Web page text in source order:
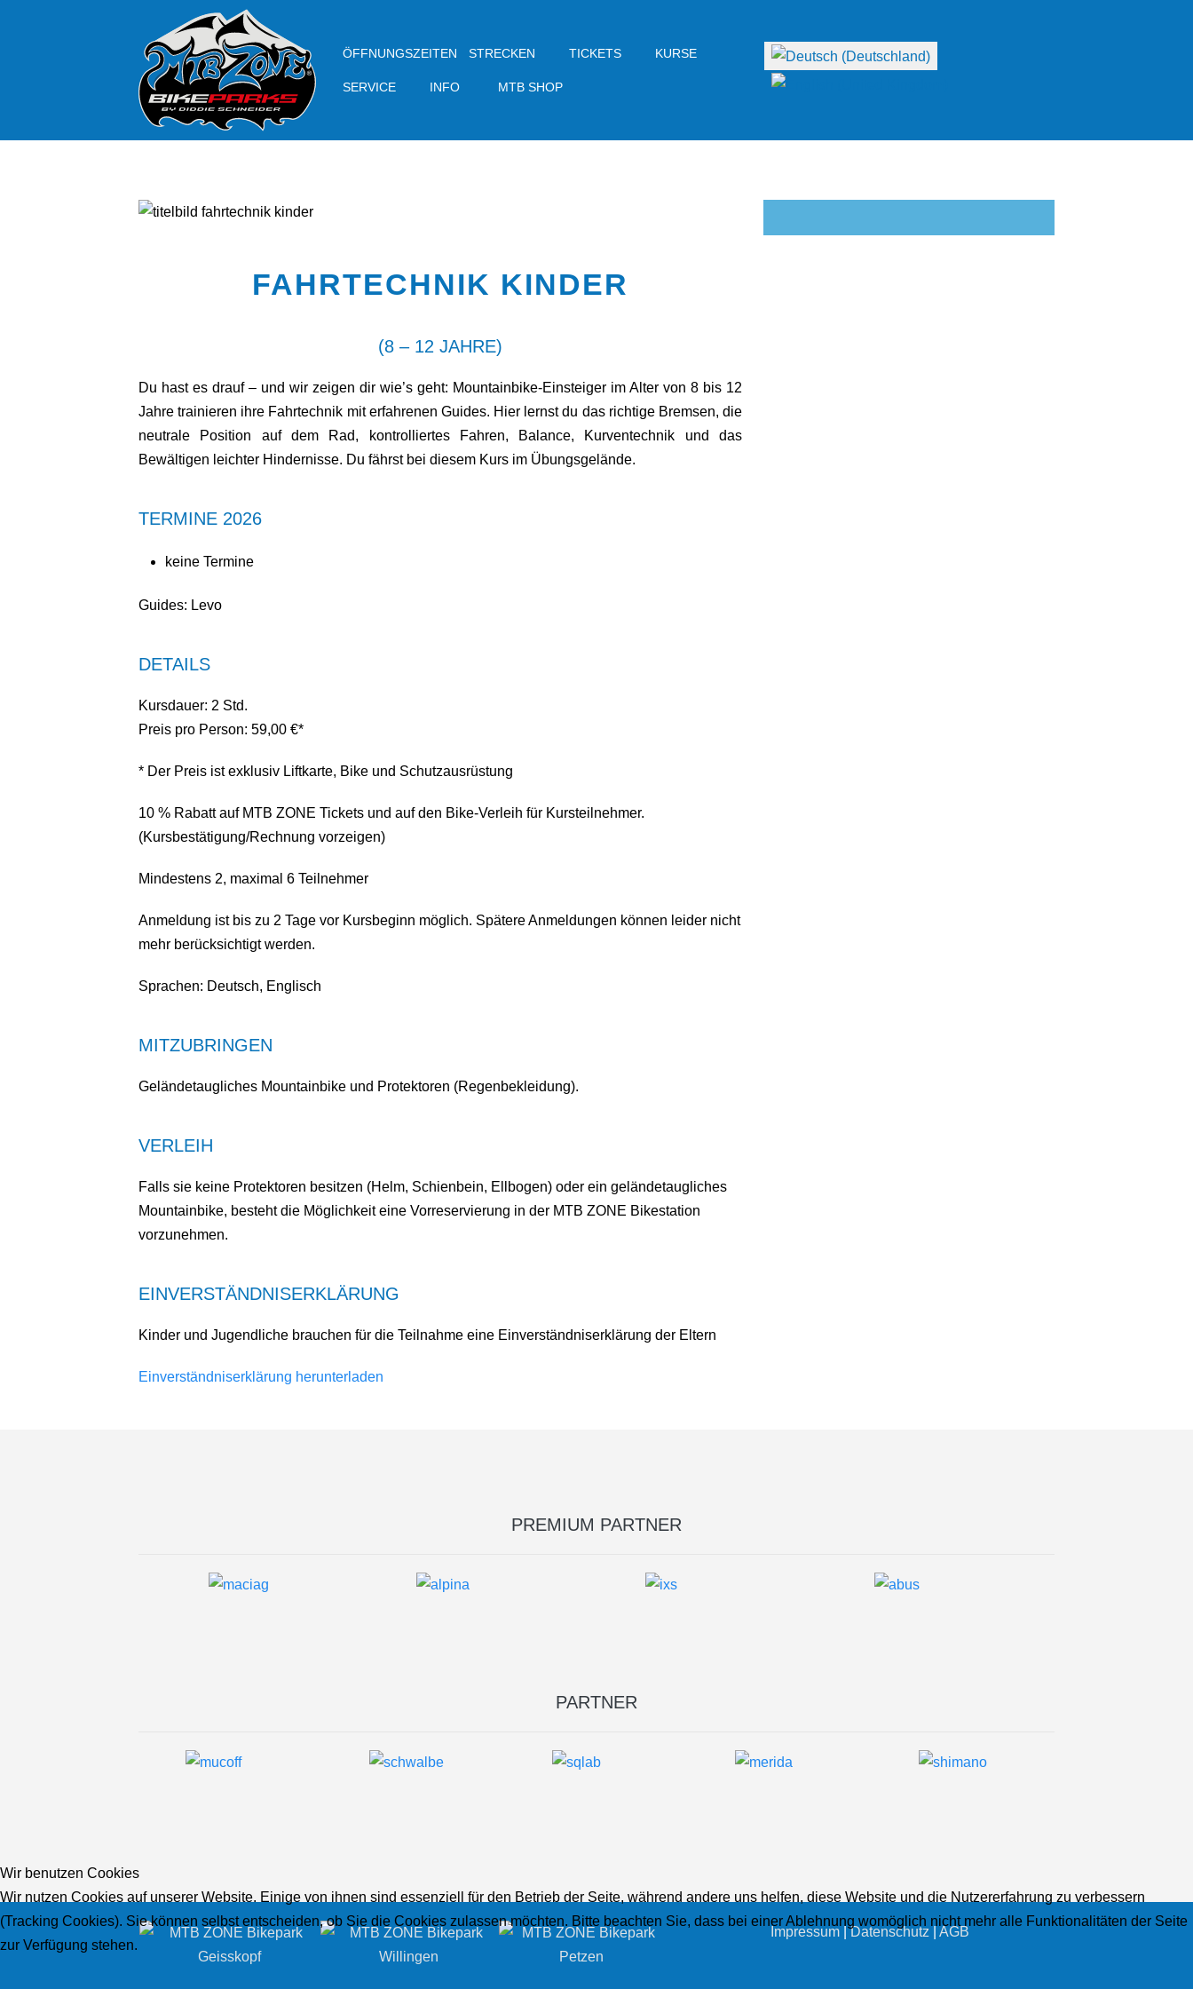
ÖFFNUNGSZEITEN STRECKEN TICKETS KURSE
SERVICE INFO MTB SHOP
Sprache auswählen
FAHRTECHNIK KINDER
(8 – 12 JAHRE)
Du hast es drauf – und wir zeigen dir wie’s geht: Mountainbike-Einsteiger im Alter von 8 bis 12
Jahre trainieren ihre Fahrtechnik mit erfahrenen Guides. Hier lernst du das richtige Bremsen, die
neutrale Position auf dem Rad, kontrolliertes Fahren, Balance, Kurventechnik und das
Bewältigen leichter Hindernisse. Du fährst bei diesem Kurs im Übungsgelände.
TERMINE 2026
keine Termine
Guides: Levo
DETAILS
Kursdauer: 2 Std.
Preis pro Person: 59,00 €*
* Der Preis ist exklusiv Liftkarte, Bike und Schutzausrüstung
10 % Rabatt auf MTB ZONE Tickets und auf den Bike-Verleih für Kursteilnehmer.
(Kursbestätigung/Rechnung vorzeigen)
Mindestens 2, maximal 6 Teilnehmer
Anmeldung ist bis zu 2 Tage vor Kursbeginn möglich. Spätere Anmeldungen können leider nicht
mehr berücksichtigt werden.
Sprachen: Deutsch, Englisch
MITZUBRINGEN
Geländetaugliches Mountainbike und Protektoren (Regenbekleidung).
VERLEIH
Falls sie keine Protektoren besitzen (Helm, Schienbein, Ellbogen) oder ein geländetaugliches
Mountainbike, besteht die Möglichkeit eine Vorreservierung in der MTB ZONE Bikestation
vorzunehmen.
EINVERSTÄNDNISERKLÄRUNG
Kinder und Jugendliche brauchen für die Teilnahme eine Einverständniserklärung der Eltern
Einverständniserklärung herunterladen
PREMIUM PARTNER
PARTNER
Impressum |Datenschutz AGB
Wir benutzen Cookies
Wir nutzen Cookies auf unserer Website. Einige von ihnen sind essenziell für den Betrieb der Seite, während andere uns helfen, diese Website und die Nutzererfahrung zu verbessern
(Tracking Cookies). Sie können selbst entscheiden, ob Sie die Cookies zulassen möchten. Bitte beachten Sie, dass bei einer Ablehnung womöglich nicht mehr alle Funktionalitäten der Seite
zur Verfügung stehen.